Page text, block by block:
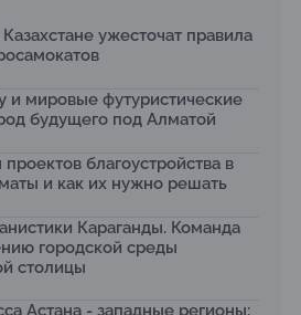
до 31 июля
в «Целинном»
подарили вторую жизнь
ужесточат правила
и мировые футуристические
будущего под Алматой
благоустройства в
и как их нужно решать
Караганды. Команда
городской среды
столицы
Астана - западные регионы: